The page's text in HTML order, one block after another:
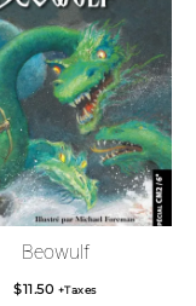
Beowulf
$11.50 +Taxes